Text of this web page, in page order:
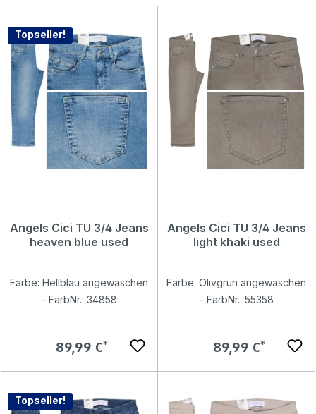
Topseller!
Angels Cici TU 3/4 Jeans
heaven blue used
Farbe: Hellblau angewaschen
- FarbNr.: 34858
Regulärer Preis:
89,99 €
Angels Cici TU 3/4 Jeans
light khaki used
Farbe: Olivgrün angewaschen
- FarbNr.: 55358
Regulärer Preis:
89,99 €
Topseller!